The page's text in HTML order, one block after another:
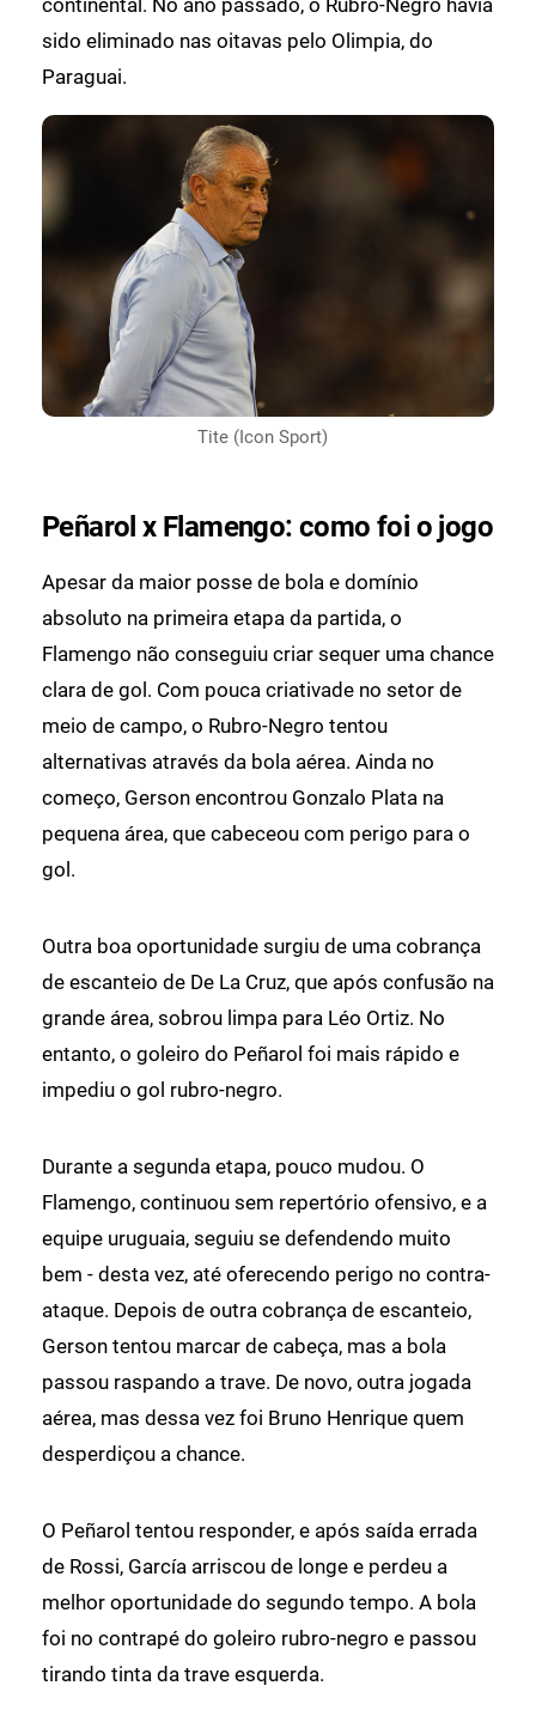
continental. No ano passado, o Rubro-Negro havia
sido eliminado nas oitavas pelo Olimpia, do
Paraguai.
Tite (Icon Sport)
Peñarol x Flamengo: como foi o jogo
Apesar da maior posse de bola e domínio
absoluto na primeira etapa da partida, o
Flamengo não conseguiu criar sequer uma chance
clara de gol. Com pouca criativade no setor de
meio de campo, o Rubro-Negro tentou
alternativas através da bola aérea. Ainda no
começo, Gerson encontrou Gonzalo Plata na
pequena área, que cabeceou com perigo para o
gol.
Outra boa oportunidade surgiu de uma cobrança
de escanteio de De La Cruz, que após confusão na
grande área, sobrou limpa para Léo Ortiz. No
entanto, o goleiro do Peñarol foi mais rápido e
impediu o gol rubro-negro.
Durante a segunda etapa, pouco mudou. O
Flamengo, continuou sem repertório ofensivo, e a
equipe uruguaia, seguiu se defendendo muito
bem - desta vez, até oferecendo perigo no contra-
ataque. Depois de outra cobrança de escanteio,
Gerson tentou marcar de cabeça, mas a bola
passou raspando a trave. De novo, outra jogada
aérea, mas dessa vez foi Bruno Henrique quem
desperdiçou a chance.
O Peñarol tentou responder, e após saída errada
de Rossi, García arriscou de longe e perdeu a
melhor oportunidade do segundo tempo. A bola
foi no contrapé do goleiro rubro-negro e passou
tirando tinta da trave esquerda.